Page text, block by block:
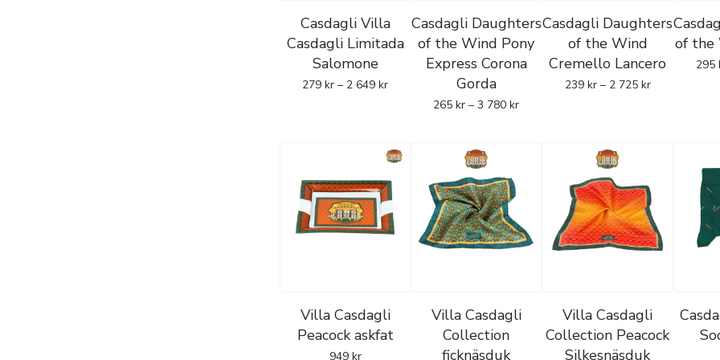
2016 - Cabinet Selection
En serie som utvecklats med fokus på råtobaksurval och lagringspotential och
och långsiktig del av portföljen. Serien produceras i Dominikanska republiken avKelner
refererar till traditionell "cabinet"-lagring.
2017 - Daughters of the Wind
Daughters-serien lanserades 2017 och markerade en expansion av varumärkets
och internationell struktur. Serien produceras i Costa Rica avTabacos de Costa Rica
nicaraguansk profil med teknisk balans.
Dominikanska Rep., Peru,
Serien introducerades 2019 som mer kraftfull och terroir-driven inom portföljen. Serien
Tabacos de Costa Ricaoch bygger på nicaraguansk karaktär med kontrollerad
Casdagli Villa
Casdagli Limitada
Salomone
279kr – 2 649kr
Casdagli Daughters
of the Wind Pony
Express Corona
Gorda
265kr – 3 780kr
Casdagli Daughters
of the Wind
Cremello Lancero
239 kr – 2 725 kr
of the
295
Villa Casdagli
Peacock askfat
949 kr
Villa Casdagli
Collection
ficknäsduk
Villa Casdagli
Collection Peacock
Silkesnäsduk